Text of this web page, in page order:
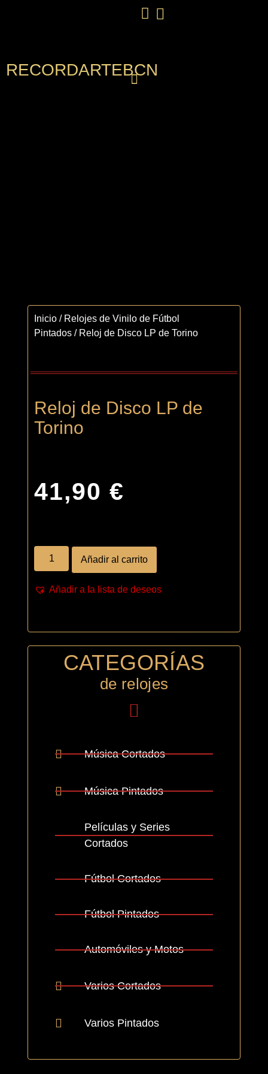
RECORDARTEBCN
Inicio / Relojes de Vinilo de Fútbol
Pintados / Reloj de Disco LP de Torino
Reloj de Disco LP de
Torino
41,90 €
Añadir al carrito
Añadir a la lista de deseos
CATEGORÍAS
de relojes
Música Cortados
Música Pintados
Películas y Series
Cortados
Fútbol Cortados
Fútbol Pintados
Automóviles y Motos
Varios Cortados
Varios Pintados